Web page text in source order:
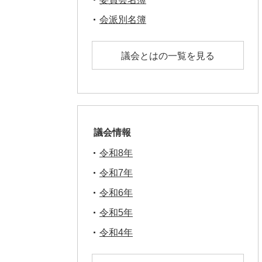
会派別名簿
議会とはの一覧を見る
議会情報
令和8年
令和7年
令和6年
令和5年
令和4年